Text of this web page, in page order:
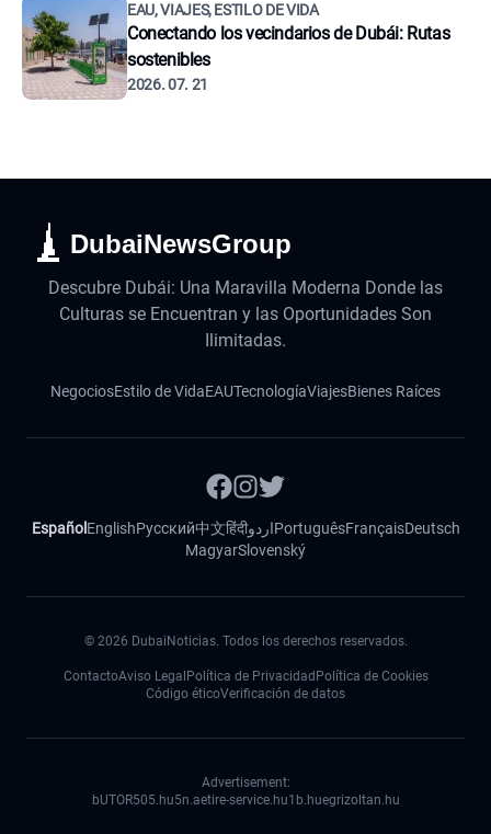
EAU, VIAJES, ESTILO DE VIDA
Conectando los vecindarios de Dubái: Rutas
sostenibles
2026. 07. 21
DubaiNewsGroup
Descubre Dubái: Una Maravilla Moderna Donde las
Culturas se Encuentran y las Oportunidades Son
Ilimitadas.
NegociosEstilo de VidaEAUTecnologíaViajesBienes Raíces
Español EnglishРусский中文हिंदीاردوPortuguêsFrançaisDeutsch
MagyarSlovenský
© 2026 DubaiNoticias. Todos los derechos reservados.
ContactoAviso Legal Política de Privacidad Política de Cookies
Código éticoVerificación de datos
Advertisement:
bUTOR505.hu5n.aetire-service.hu1b.huegrizoltan.hu